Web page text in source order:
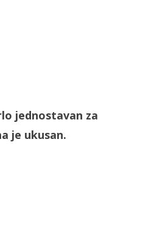
jednostavan za
je ukusan.